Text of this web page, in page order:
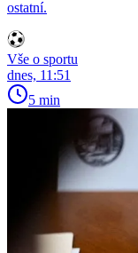
ostatní.
Vše o sportu
dnes, 11:51
5 min